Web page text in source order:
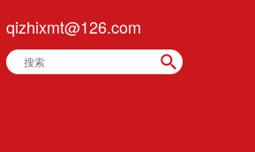
qizhixmt@126.com